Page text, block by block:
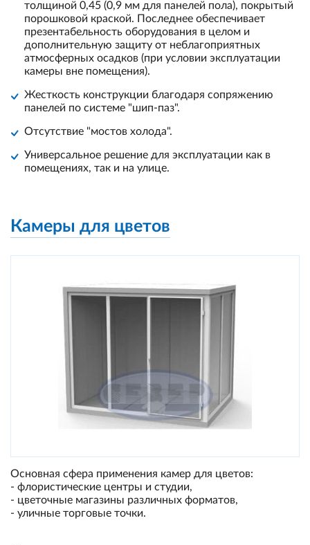
толщиной 0,45 (0,9 мм для панелей пола), покрытый
порошковой краской. Последнее обеспечивает
презентабельность оборудования в целом и
дополнительную защиту от неблагоприятных
атмосферных осадков (при условии эксплуатации
камеры вне помещения).
Жесткость конструкции благодаря сопряжению
панелей по системе "шип-паз".
Отсутствие "мостов холода".
Универсальное решение для эксплуатации как в
помещениях, так и на улице.
Камеры для цветов
Основная сфера применения камер для цветов:
- флористические центры и студии,
- цветочные магазины различных форматов,
- уличные торговые точки.